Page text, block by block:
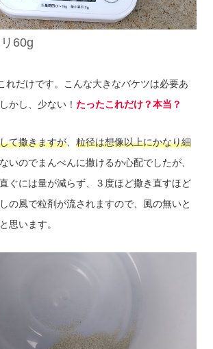
60g
だけです。こんな大きなバケツは必要あ
かし、少ない！ たったこれだけ？本当？
て撒きますが、 粒径は想像以上にかなり細
いのでまんべんに撒けるか心配でしたが、
ぐには量が減らず、３度ほど撒き直すほど
の風で粒剤が流されますので、風の無いと
思います。